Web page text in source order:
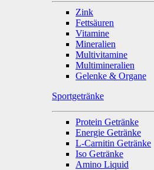
Zink
Fettsäuren
Vitamine
Mineralien
Multivitamine
Multimineralien
Gelenke & Organe
Sportgetränke
Protein Getränke
Energie Getränke
L-Carnitin Getränke
Iso Getränke
Amino Liquid